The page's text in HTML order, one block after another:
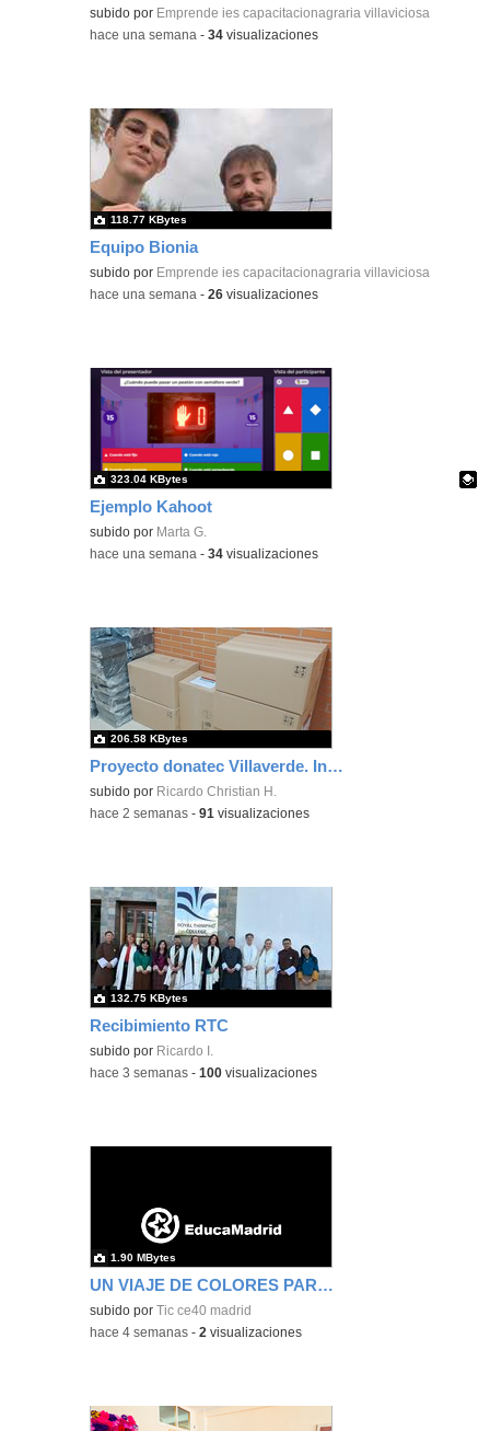
subido por Emprende ies capacitacionagraria villaviciosa
-hace una semana -34 visualizaciones
Equipo Bionia
subido por Emprende ies capacitacionagraria villaviciosa
118.77 KBytes
-hace una semana -26 visualizaciones
Ejemplo Kahoot
Contenido educativo.
subido por Marta G.
323.04 KBytes
-hace una semana -34 visualizaciones
Proyecto donatec Villaverde. Inventario inicial para acondicionar.
subido por Ricardo Christian H.
206.58 KBytes
-hace 2 semanas -91 visualizaciones
Recibimiento RTC
subido por Ricardo I.
132.75 KBytes
-hace 3 semanas -100 visualizaciones
UN VIAJE DE COLORES PARA LA CABEZA DE ROBIX
subido porTic ce40 madrid
1.90 MBytes
-hace 4 semanas -2 visualizaciones